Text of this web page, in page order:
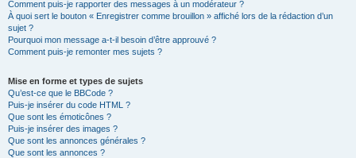
Comment puis-je rapporter des messages à un modérateur ?
À quoi sert le bouton « Enregistrer comme brouillon » affiché lors de la rédaction d’un
sujet ?
Pourquoi mon message a-t-il besoin d’être approuvé ?
Comment puis-je remonter mes sujets ?
Mise en forme et types de sujets
Qu’est-ce que le BBCode ?
Puis-je insérer du code HTML ?
Que sont les émoticônes ?
Puis-je insérer des images ?
Que sont les annonces générales ?
Que sont les annonces ?